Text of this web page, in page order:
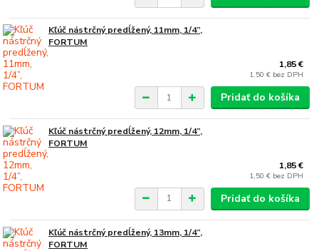
Kľúč nástrčný predĺžený, 11mm, 1/4”,
FORTUM
1,85 €
1,50 € bez DPH
Pridať do košíka
Kľúč nástrčný predĺžený, 12mm, 1/4”,
FORTUM
1,85 €
1,50 € bez DPH
Pridať do košíka
Kľúč nástrčný predĺžený, 13mm, 1/4”,
FORTUM